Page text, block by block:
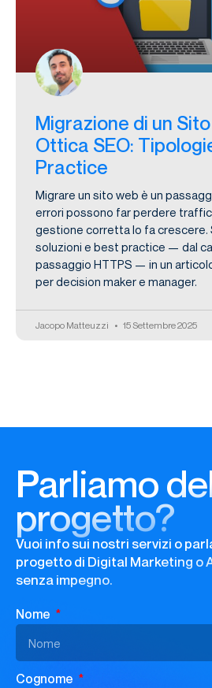
Migrazione di un
Ottica SEO:
Practice
Migrare un sito web è un
errori possono far perdere
gestione corretta lo fa crescere.
soluzioni e best practice — dal
passaggio HTTPS — in un
per decision maker e manager.
Jacopo Matteuzzi 15 Settembre 2025
Parliamo
progetto?
Vuoi info sui nostri servizi o
progetto di Digital Marketing o
senza impegno.
Nome
Cognome